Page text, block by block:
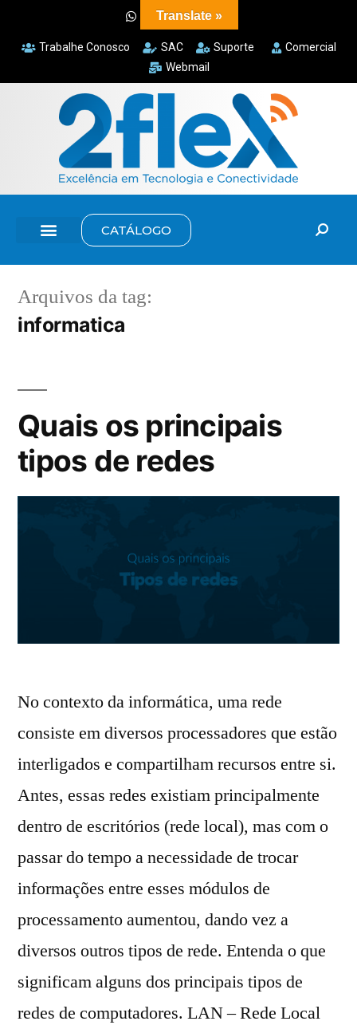
Trabalhe Conosco SAC Suporte
Comercial
Webmail
CATÁLOGO
Arquivos da tag:
informatica
Quais os principais
tipos de redes
No contexto da informática, uma rede
consiste em diversos processadores que estão
interligados e compartilham recursos entre si.
Antes, essas redes existiam principalmente
dentro de escritórios (rede local), mas com o
passar do tempo a necessidade de trocar
informações entre esses módulos de
processamento aumentou, dando vez a
diversos outros tipos de rede. Entenda o que
significam alguns dos principais tipos de
redes de computadores. LAN – Rede Local
Translate »